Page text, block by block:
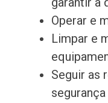
Operar e
Limpar e
Seguir as